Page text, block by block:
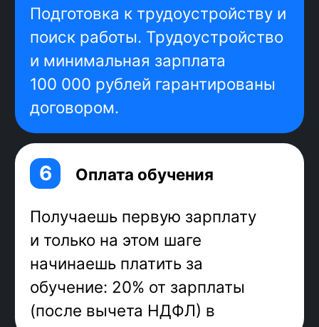
востребованный у
сможешь писать код для
интерфейсов наравне с более
опытными программистами
Стекфронтенд